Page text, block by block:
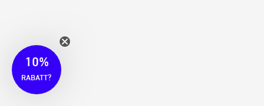
10%
RABATT?